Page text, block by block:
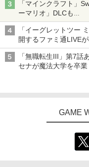
「マインクラフト」
ーマリオ」DLCも
Switch版からのアッ
「イーグレットツー
開するファミ通LIVE
シリーズ累計100タイ
「無職転生III」第7話
セナが魔法大学を卒業
GAME